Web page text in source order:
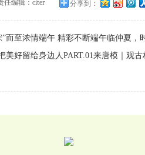
任编辑： citer 分享到：
而至浓情端午 精彩不断端午临仲夏，
好留给身边人PART.01来唐模｜观